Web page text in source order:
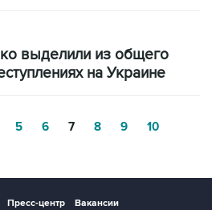
выделили из общего
на Украине
5 6 7 8 9 10
Пресс-центр
Вакансии